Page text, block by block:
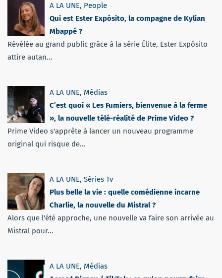
A LA UNE, People
Qui est Ester Expósito, la compagne de Kylian
Mbappé ?
Révélée au grand public grâce à la série Élite, Ester Expósito
attire autan...
A LA UNE, Médias
C’est quoi « Les Fumiers, bienvenue à la ferme
», la nouvelle télé-réalité de Prime Video ?
Prime Video s'apprête à lancer un nouveau programme
original qui risque de...
A LA UNE, Séries Tv
Plus belle la vie : quelle comédienne incarne
Charlie, la nouvelle du Mistral ?
Alors que l'été approche, une nouvelle va faire son arrivée au
Mistral pour...
A LA UNE, Médias